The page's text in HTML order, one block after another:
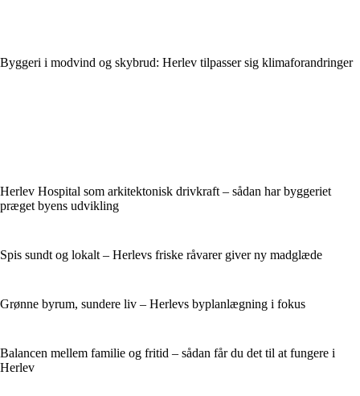
Byggeri i modvind og skybrud: Herlev tilpasser sig klimaforandringer
Herlev Hospital som arkitektonisk drivkraft – sådan har byggeriet
præget byens udvikling
Spis sundt og lokalt – Herlevs friske råvarer giver ny madglæde
Grønne byrum, sundere liv – Herlevs byplanlægning i fokus
Balancen mellem familie og fritid – sådan får du det til at fungere i
Herlev